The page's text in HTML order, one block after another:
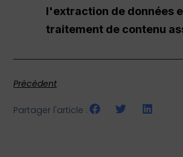
l'extraction de données
traitement de contenu
Précédent
Partager l'article :